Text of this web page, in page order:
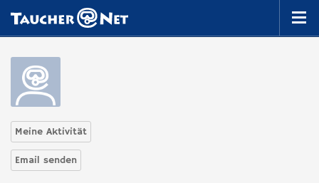
Meine Aktivität
Email senden